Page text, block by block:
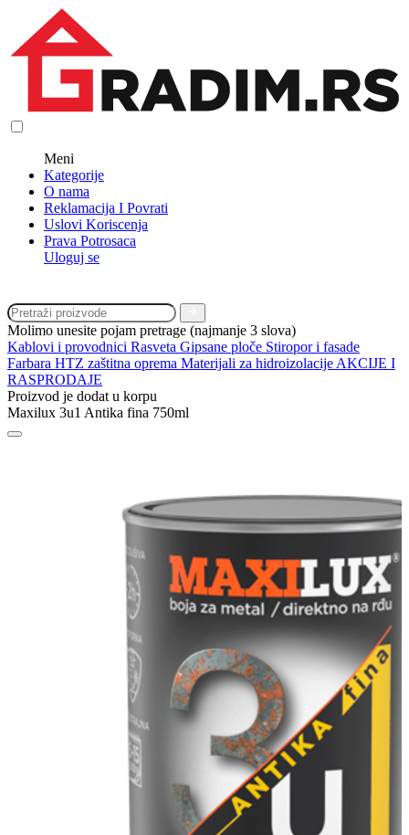
Meni
Kategorije
O nama
Reklamacija I Povrati
Uslovi Koriscenja
Prava Potrosaca
Uloguj se
Molimo unesite pojam pretrage (najmanje 3 slova)
Kablovi i provodnici Rasveta Gipsane ploče Stiropor i fasade
Farbara HTZ zaštitna oprema Materijali za hidroizolacije AKCIJE I
RASPRODAJE
Proizvod je dodat u korpu
Maxilux 3u1 Antika fina 750ml